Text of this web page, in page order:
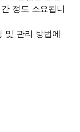
정도 소요됩니
및 관리 방법에